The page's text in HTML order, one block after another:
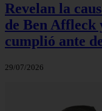
Revelan la
de Ben Affleck
cumplió ante
29/07/2026